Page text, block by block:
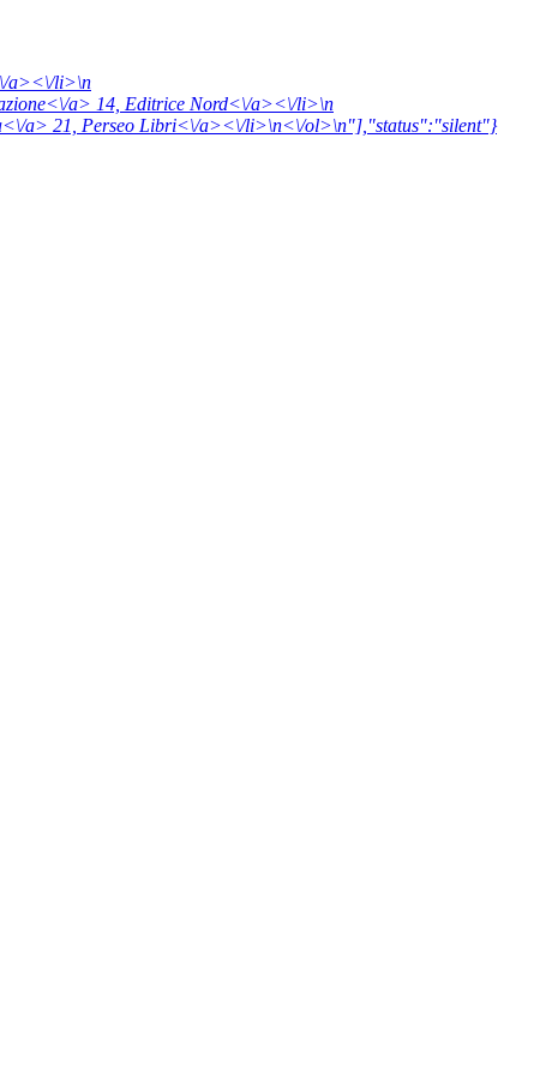
a><\/li>\n
a> 14, Editrice Nord<\/a><\/li>\n
a> 21, Perseo Libri<\/a><\/li>\n<\/ol>\n"],"status":"silent"}